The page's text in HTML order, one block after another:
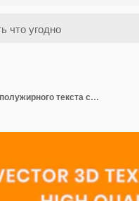
Оранжевый редактируемый 3d шаблон с эффектом полужирного текста с эффектом макета